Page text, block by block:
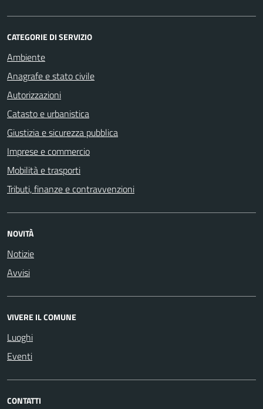
CATEGORIE DI SERVIZIO
Ambiente
Anagrafe e stato civile
Autorizzazioni
Catasto e urbanistica
Giustizia e sicurezza pubblica
Imprese e commercio
Mobilità e trasporti
Tributi, finanze e contravvenzioni
NOVITÀ
Notizie
Avvisi
VIVERE IL COMUNE
Luoghi
Eventi
CONTATTI